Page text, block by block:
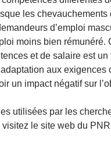
les chevauchements
d’emploi
moins bien rémunéré.
et de salaire est un
aux exigences
un impact négatif sur
utilisées par les
le site web du PNR